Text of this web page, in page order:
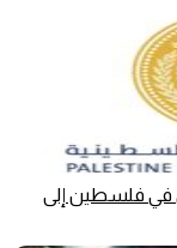
في فلسطين إلى